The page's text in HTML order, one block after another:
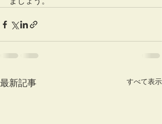
最新記事 すべて表示